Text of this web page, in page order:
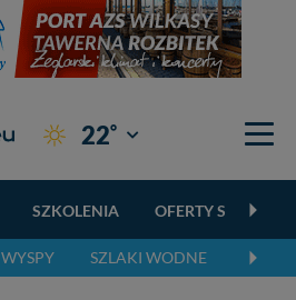
22° Giżycko
SZKOLENIA OFERTY
WYSPY SZLAKI WODNE